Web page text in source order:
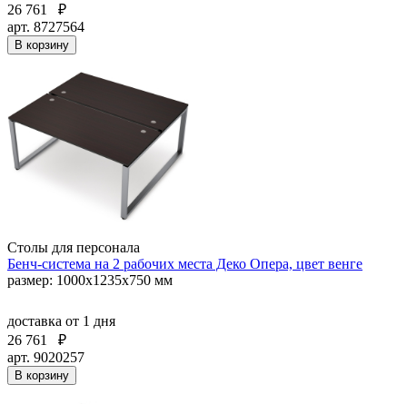
26 761
₽
арт. 8727564
В корзину
Столы для персонала
Бенч-система на 2 рабочих места Деко Опера, цвет венге
размер: 1000х1235х750 мм
доставка от 1 дня
26 761
₽
арт. 9020257
В корзину